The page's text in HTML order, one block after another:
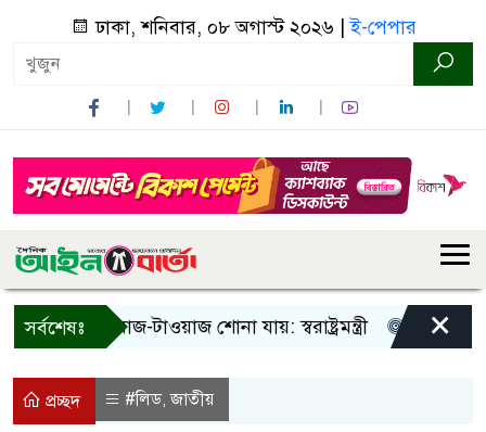
ঢাকা, শনিবার, ০৮ অগাস্ট ২০২৬ |ই-পেপার
সর্বশেষঃ
শুধু আওয়াজ-টাওয়াজ শোনা যায়: স্বরাষ্ট্রমন্ত্রী তিন দিনের
×
প্রচ্ছদ #লিড,জাতীয়